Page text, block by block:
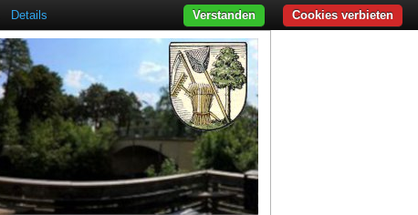
Details Cookies verbieten
Verstanden